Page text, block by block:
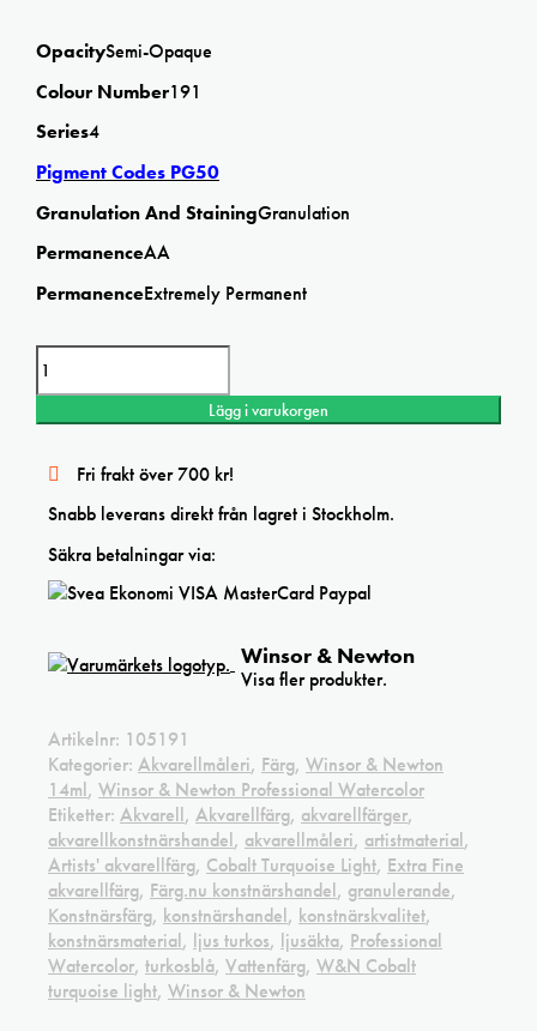
OpacitySemi-Opaque
Colour Number191
Series4
Pigment Codes PG50
Granulation And StainingGranulation
PermanenceAA
PermanenceExtremely Permanent
Lägg i varukorgen
Fri frakt över 700 kr!
Snabb leverans direkt från lagret i Stockholm.
Säkra betalningar via:
Winsor & Newton
Visa fler produkter.
Artikelnr: 105191
Kategorier: Akvarellmåleri, Färg, Winsor & Newton
14ml, Winsor & Newton Professional Watercolor
Etiketter: Akvarell, Akvarellfärg, akvarellfärger,
akvarellkonstnärshandel, akvarellmåleri, artistmaterial,
Artists' akvarellfärg, Cobalt Turquoise Light, Extra Fine
akvarellfärg, Färg.nu konstnärshandel, granulerande,
Konstnärsfärg, konstnärshandel, konstnärskvalitet,
konstnärsmaterial, ljus turkos, ljusäkta, Professional
Watercolor, turkosblå, Vattenfärg, W&N Cobalt
turquoise light, Winsor & Newton